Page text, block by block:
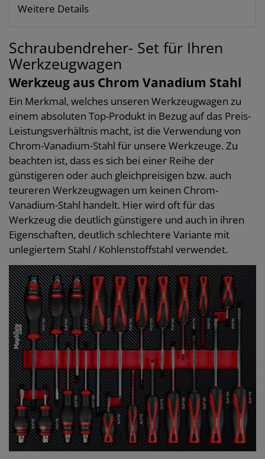
Weitere Details
Schraubendreher- Set für Ihren
Werkzeugwagen
Werkzeug aus Chrom Vanadium Stahl
Ein Merkmal, welches unseren Werkzeugwagen zu
einem absoluten Top-Produkt in Bezug auf das Preis-
Leistungsverhältnis macht, ist die Verwendung von
Chrom-Vanadium-Stahl für unsere Werkzeuge. Zu
beachten ist, dass es sich bei einer Reihe der
günstigeren oder auch gleichpreisigen bzw. auch
teureren Werkzeugwagen um keinen Chrom-
Vanadium-Stahl handelt. Hier wird oft für das
Werkzeug die deutlich günstigere und auch in ihren
Eigenschaften, deutlich schlechtere Variante mit
unlegiertem Stahl / Kohlenstoffstahl verwendet.